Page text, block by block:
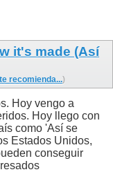
it's made (Así
recomienda...)
Hoy vengo a
Hoy llego con
como 'Así se
Estados Unidos,
conseguir